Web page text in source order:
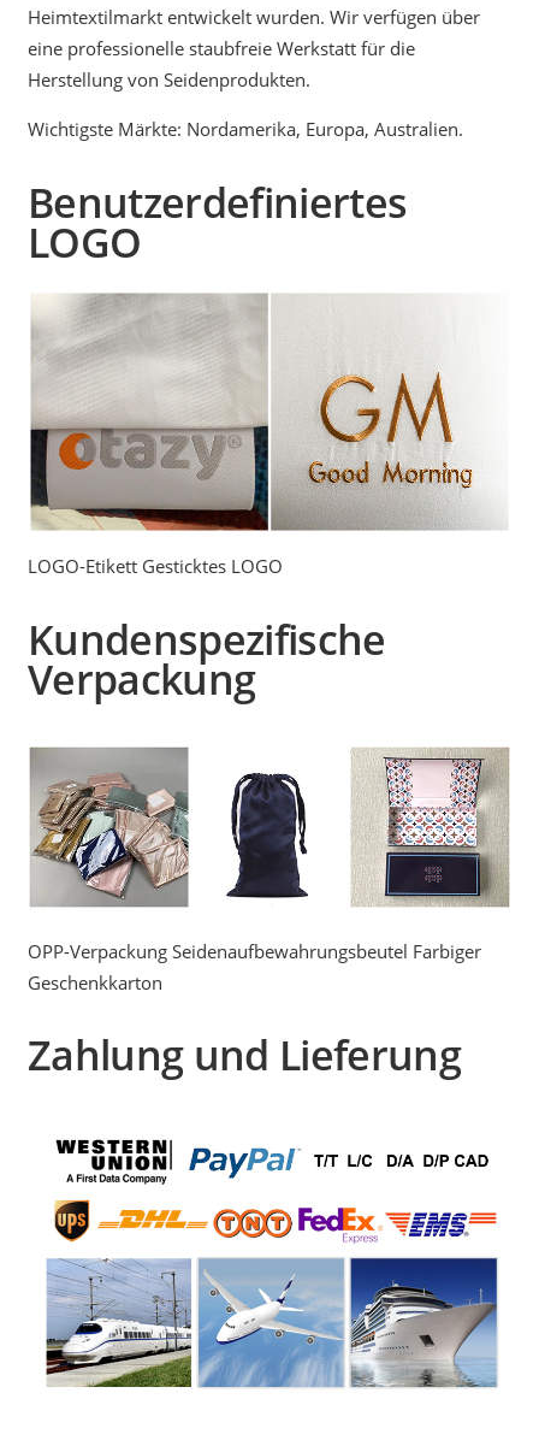
Heimtextilmarkt entwickelt wurden. Wir verfügen über
eine professionelle staubfreie Werkstatt für die
Herstellung von Seidenprodukten.
Wichtigste Märkte: Nordamerika, Europa, Australien.
Benutzerdefiniertes
LOGO
LOGO-Etikett Gesticktes LOGO
Kundenspezifische
Verpackung
OPP-Verpackung Seidenaufbewahrungsbeutel Farbiger
Geschenkkarton
Zahlung und Lieferung